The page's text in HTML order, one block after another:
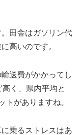
田舎はガソリン代
高いのです。
送費がかかってし
く、県内平均と
トがありますね。
乗るストレスはあ